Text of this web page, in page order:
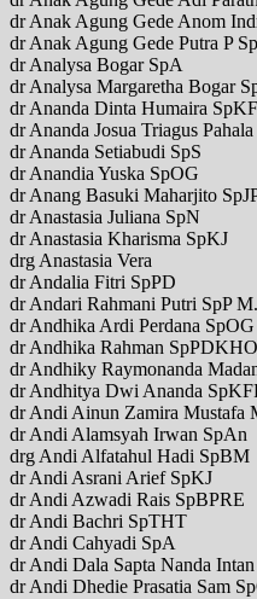
dr Anak Agung Gede Anom
dr Anak Agung Gede Putra P
dr Analysa Bogar SpA
dr Analysa Margaretha Bogar
dr Ananda Dinta Humaira
dr Ananda Josua Triagus
dr Ananda Setiabudi SpS
dr Anandia Yuska SpOG
dr Anang Basuki Maharjito
dr Anastasia Juliana SpN
dr Anastasia Kharisma SpKJ
drg Anastasia Vera
dr Andalia Fitri SpPD
dr Andari Rahmani Putri SpP
dr Andhika Ardi Perdana SpOG
dr Andhika Rahman
dr Andhiky Raymonanda
dr Andhitya Dwi Ananda
dr Andi Ainun Zamira Mustafa
dr Andi Alamsyah Irwan SpAn
drg Andi Alfatahul Hadi SpBM
dr Andi Asrani Arief SpKJ
dr Andi Azwadi Rais SpBPRE
dr Andi Bachri SpTHT
dr Andi Cahyadi SpA
dr Andi Dala Sapta Nanda
dr Andi Dhedie Prasatia Sam